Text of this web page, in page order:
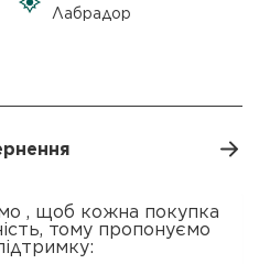
Лабрадор
, щоб кожна покупка
тому пропонуємо